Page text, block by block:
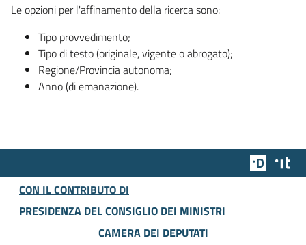
Le opzioni per l'affinamento della ricerca sono:
Tipo provvedimento;
Tipo di testo (originale, vigente o abrogato);
Regione/Provincia autonoma;
Anno (di emanazione).
Team
CON IL CONTRIBUTO DI
PRESIDENZA DEL CONSIGLIO DEI MINISTRI
CAMERA DEI DEPUTATI